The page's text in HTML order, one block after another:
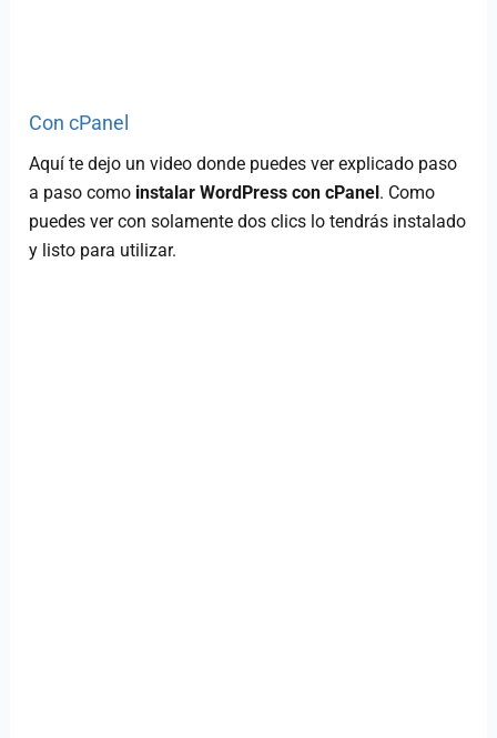
Con cPanel
Aquí te dejo un video donde puedes ver explicado paso
a paso como instalar WordPress con cPanel. Como
puedes ver con solamente dos clics lo tendrás instalado
y listo para utilizar.